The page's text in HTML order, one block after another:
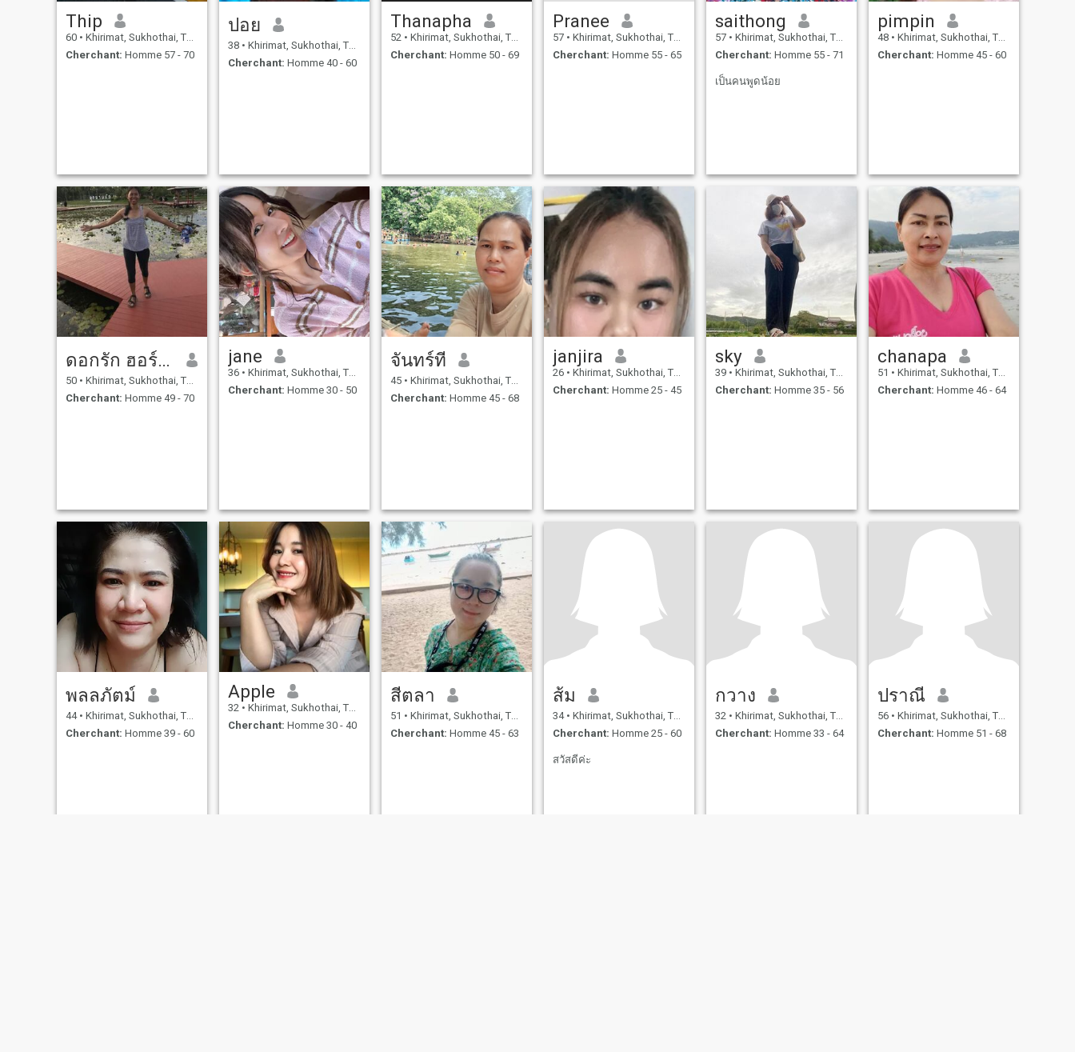
Thip
60 • Khirimat, Sukhothai, Thailande
Cherchant: Homme 57 - 70
ปอย
38 • Khirimat, Sukhothai, Thailande
Cherchant: Homme 40 - 60
Thanapha
52 • Khirimat, Sukhothai, Thailande
Cherchant: Homme 50 - 69
Pranee
57 • Khirimat, Sukhothai, Thailande
Cherchant: Homme 55 - 65
saithong
57 • Khirimat, Sukhothai, Thailande
Cherchant: Homme 55 - 71
เป็นคนพูดน้อย
pimpin
48 • Khirimat, Sukhothai, Thailande
Cherchant: Homme 45 - 60
ดอกรัก ฮอร์นเบลนด์
50 • Khirimat, Sukhothai, Thailande
Cherchant: Homme 49 - 70
jane
36 • Khirimat, Sukhothai, Thailande
Cherchant: Homme 30 - 50
จันทร์ที
45 • Khirimat, Sukhothai, Thailande
Cherchant: Homme 45 - 68
janjira
26 • Khirimat, Sukhothai, Thailande
Cherchant: Homme 25 - 45
sky
39 • Khirimat, Sukhothai, Thailande
Cherchant: Homme 35 - 56
chanapa
51 • Khirimat, Sukhothai, Thailande
Cherchant: Homme 46 - 64
พลลภัตม์
44 • Khirimat, Sukhothai, Thailande
Cherchant: Homme 39 - 60
Apple
32 • Khirimat, Sukhothai, Thailande
Cherchant: Homme 30 - 40
สีตลา
51 • Khirimat, Sukhothai, Thailande
Cherchant: Homme 45 - 63
ส้ม
34 • Khirimat, Sukhothai, Thailande
Cherchant: Homme 25 - 60
สวัสดีค่ะ
กวาง
32 • Khirimat, Sukhothai, Thailande
Cherchant: Homme 33 - 64
ปราณี
56 • Khirimat, Sukhothai, Thailande
Cherchant: Homme 51 - 68